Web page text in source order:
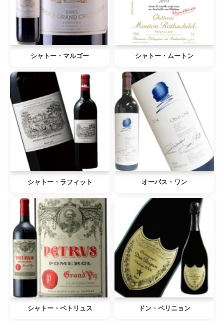
シャトー・マルゴー シャトー・ムートン
シャトー・ラフィット オーパス・ワン
シャトー・ペトリュス ドン・ペリニョン